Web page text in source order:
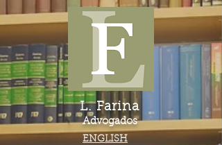
L. Farina
Advogados
ENGLISH